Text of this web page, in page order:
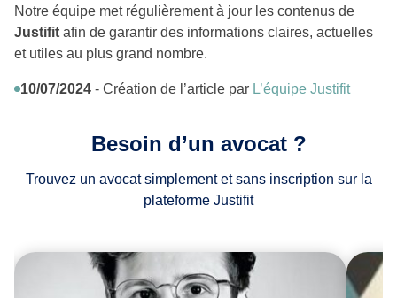
Notre équipe met régulièrement à jour les contenus de
Justifit afin de garantir des informations claires, actuelles
et utiles au plus grand nombre.
10/07/2024 - Création de l’article par L’équipe Justifit
Besoin d’un avocat ?
Trouvez un avocat simplement et sans inscription sur la
plateforme Justifit